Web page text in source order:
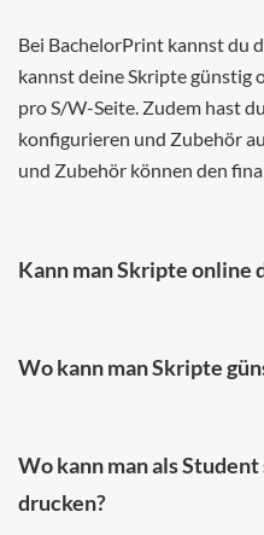
Bei BachelorPrint kannst du
kannst deine Skripte günstig
pro S/W-Seite. Zudem hast
konfigurieren und Zubehör
und Zubehör können den
Kann man Skripte online
Wo kann man Skripte
Wo kann man als
drucken?